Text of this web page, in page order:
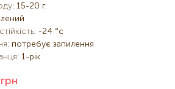
: 15-20 г.
: -24 °c
: потребує запилення
: 1-рік
грн